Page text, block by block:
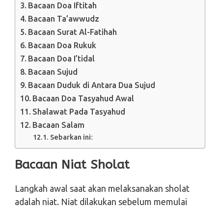
Bacaan Doa Iftitah
Bacaan Ta’awwudz
Bacaan Surat Al-Fatihah
Bacaan Doa Rukuk
Bacaan Doa I’tidal
Bacaan Sujud
Bacaan Duduk di Antara Dua Sujud
Bacaan Doa Tasyahud Awal
Shalawat Pada Tasyahud
Bacaan Salam
Sebarkan ini:
Bacaan Niat Sholat
Langkah awal saat akan melaksanakan sholat
adalah niat. Niat dilakukan sebelum memulai